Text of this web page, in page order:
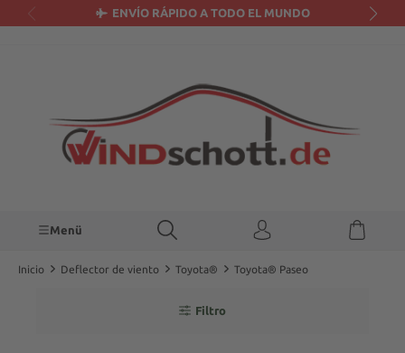
ENVÍO RÁPIDO A TODO EL MUNDO
Menü
Inicio Deflector de viento Toyota® Toyota® Paseo
Filtro